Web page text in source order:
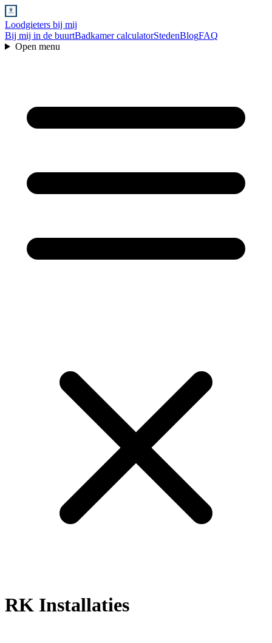
Loodgieters bij mij
Bij mij in de buurtBadkamer calculatorStedenBlogFAQ
Open menu
RK Installaties